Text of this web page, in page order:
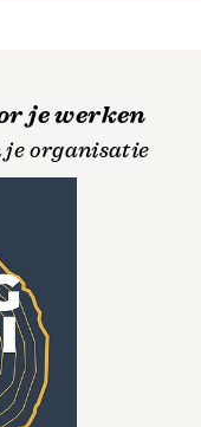
je werken
je organisatie